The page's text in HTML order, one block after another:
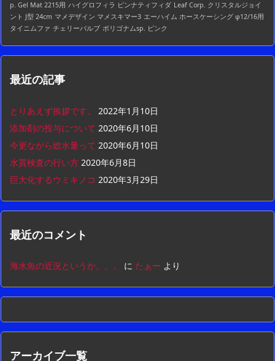
p. Gel Mat 2215用 ハイグロフィラ ピンナティフィダ Leaf Corp. クリスタルジョイ
ント J型 24cm マメデザイン マメスキマー3 エーハイム ホースケーシング φ12/16用
タイニムファ チェリーバルブ ポリゴナムsp. ピンク
最近の記事
とりあえず挨拶です。
2022年1月10日
添加剤の投与について 2020年6月10日
今更ながら総水量って 2020年6月10日
水質検査の行い方 2020年6月8日
巨大化するウミキノコ 2020年3月29日
最近のコメント
海水魚の近況というか。。。 に たぁー より
アーカイブ一覧